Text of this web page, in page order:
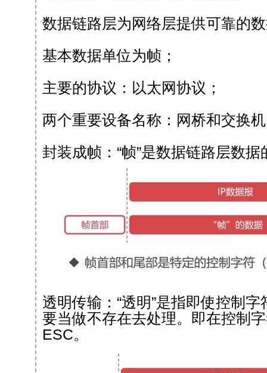
数据链路层为网络层提供可靠的
基本数据单位为帧；
主要的协议：以太网协议；
两个重要设备名称：网桥和交换
封装成帧：“帧”是数据链路层数
透明传输：“透明”是指即使控制
要当做不存在去处理。即在控制
ESC。